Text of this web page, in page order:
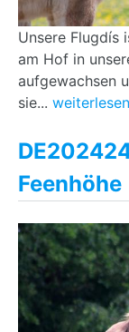
Unsere Flugdís
am Hof in
aufgewachsen
sie... weiterlesen
Feenhöhe